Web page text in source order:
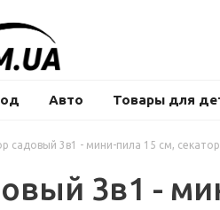
Авто Товары для
садовый 3в1 - мини-пила 15 см,
3в1 -